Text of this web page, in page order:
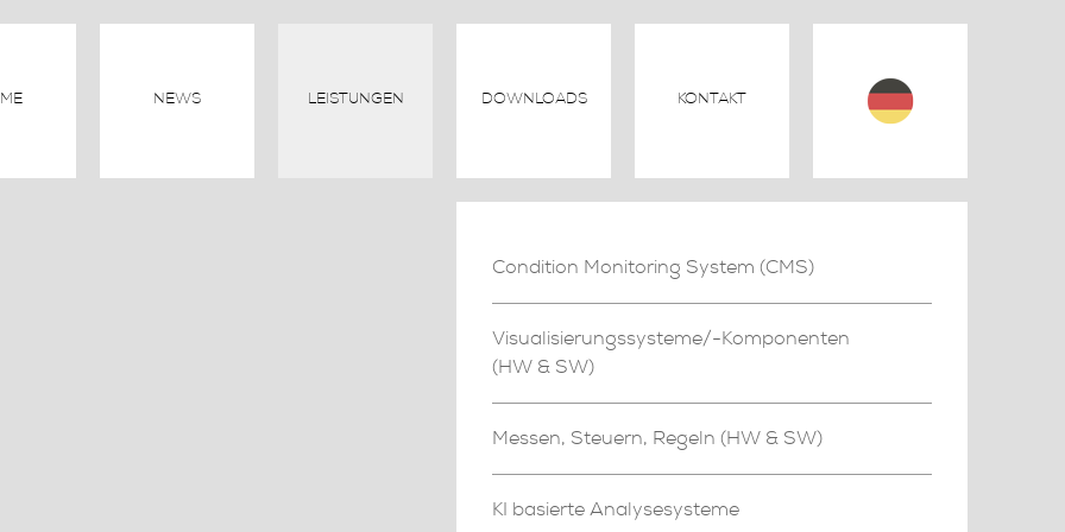
NEWS LEISTUNGEN DOWNLOADS KONTAKT
Condition Monitoring System (CMS)
Visualisierungssysteme/-Komponenten
(HW & SW)
Messen, Steuern, Regeln (HW & SW)
KI basierte Analysesysteme